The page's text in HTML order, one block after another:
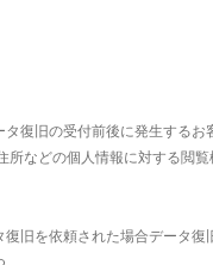
復旧の受付前後に発生するお
などの個人情報に対する閲
旧を依頼された場合データ復